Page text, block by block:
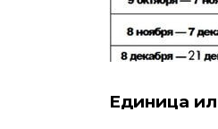
Единица